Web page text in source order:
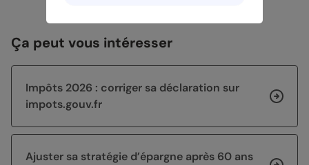
Ça peut vous intéresser
Impôts 2026 : corriger sa déclaration sur
impots.gouv.fr
Ajuster sa stratégie d’épargne après 60 ans